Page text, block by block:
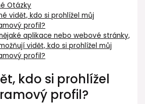
Otázky
vidět, kdo si prohlížel můj
profil?
aplikace nebo webové stránky,
vidět, kdo si prohlížel můj
profil?
kdo si prohlížel
profil?